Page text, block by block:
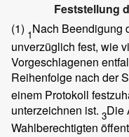
Feststellung
(1) 1Nach Beendigung
unverzüglich fest, wie
Vorgeschlagenen
Reihenfolge nach der
einem Protokoll
unterzeichnen ist. 3Die
Wahlberechtigten